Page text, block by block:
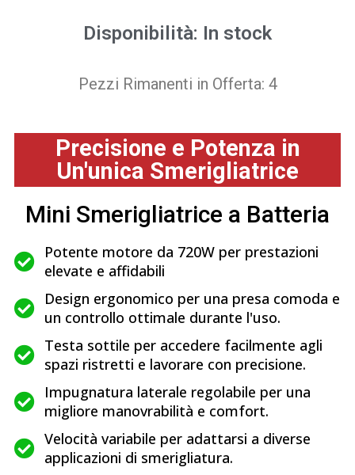
Disponibilità: In stock
Pezzi Rimanenti in Offerta: 4
Precisione e Potenza in
Un'unica Smerigliatrice
Mini Smerigliatrice a Batteria
Potente motore da 720W per prestazioni
elevate e affidabili
Design ergonomico per una presa comoda e
un controllo ottimale durante l'uso.
Testa sottile per accedere facilmente agli
spazi ristretti e lavorare con precisione.
Impugnatura laterale regolabile per una
migliore manovrabilità e comfort.
Velocità variabile per adattarsi a diverse
applicazioni di smerigliatura.